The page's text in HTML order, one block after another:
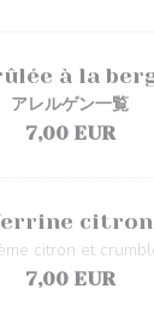
à la
アレルゲン一覧
7,00 EUR
citron
citron et
7,00 EUR